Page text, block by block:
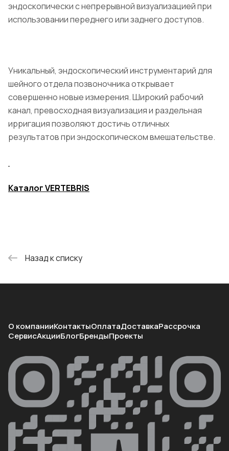
эндоскопически с непрерывной визуализацией при
использовании переднего или заднего доступов.
Уникальный, эндоскопический инструментарий для
шейного отдела позвоночника открывает
совершенно новые измерения. Широкий рабочий
канал, превосходная визуализация и раздельная
ирригация позволяют достичь отличных
результатов при эндоскопическом вмешательстве.
Каталог VERTEBRIS
Назад к списку
О компанииКонтактыОплатаДоставкаРассрочка
СервисАкцииБлогБрендыПроекты